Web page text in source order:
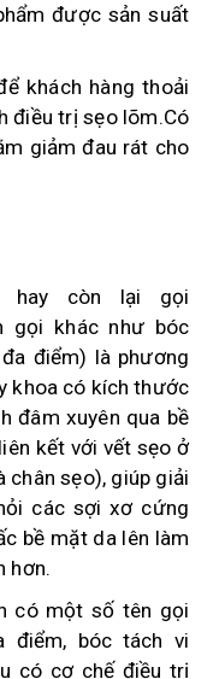
được sản suất
khách hàng thoải
điều trị sẹo lõm.Có
giảm đau rát cho
hay còn lại gọi
gọi khác như bóc
điểm) là phương
khoa có kích thước
đâm xuyên qua bề
kết với vết sẹo ở
chân sẹo), giúp giải
các sợi xơ cứng
bề mặt da lên làm
hơn.
có một số tên gọi
điểm, bóc tách vi
có cơ chế điều trị